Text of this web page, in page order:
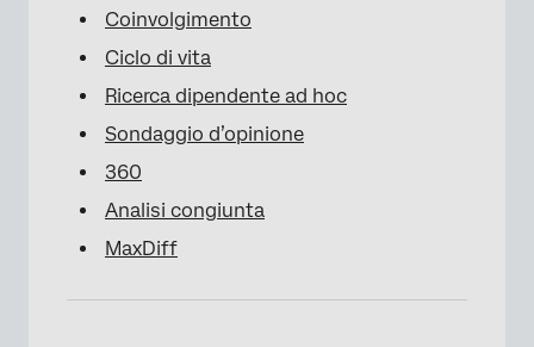
Coinvolgimento
Ciclo di vita
Ricerca dipendente ad hoc
Sondaggio d’opinione
360
Analisi congiunta
MaxDiff